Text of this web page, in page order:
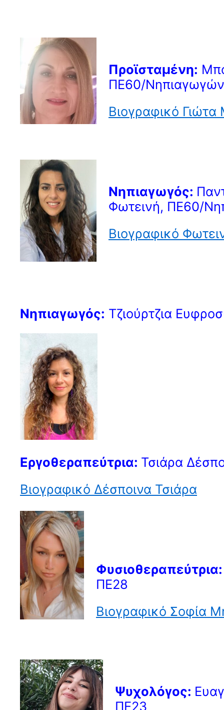
Προϊσταμένη:
ΠΕ60/
Βιογραφικό
Νηπιαγωγός:
Φωτεινή, ΠΕ60/
Βιογραφικό
Νηπιαγωγός: Τζιούρτζια
Εργοθεραπεύτρια: Τσιάρα
Βιογραφικό Δέσποινα Τσιάρα
Φυσιοθεραπεύτρια:
ΠΕ28
Βιογραφικό Σοφία
Ψυχολόγος:
ΠΕ23